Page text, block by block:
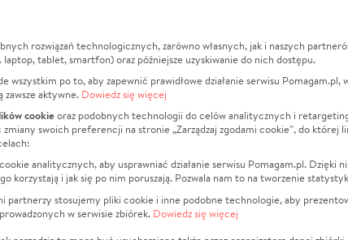
Informacje
Jak to działa?
Regulamin
Polityka Prywatności
Kontakt
Porównanie serwisów
Polityka plików cookie
Zarządzaj zgodami cookie
O nas
Opinie
Raporty
Za darmo
Dla NGO
Fundacja Pomagam.pl
rozwiązań technologicznych, zarówno własnych, jak i naszych
tablet, smartfon) oraz późniejsze uzyskiwanie do nich dostępu.
po to, aby zapewnić prawidłowe działanie serwisu
zawsze aktywne. Dowiedz się więcej
cookieoraz podobnych technologii do celów analitycznych i
swoich preferencji na stronie „Zarządzaj zgodami cookie”, do której
analitycznych, aby usprawniać działanie serwisu Pomagam.pl. Dzięki
korzystają i jak się po nim poruszają. Pozwala nam to na tworzenie
partnerzy stosujemy pliki cookie i inne podobne technologie, aby
w serwisie zbiórek. Dowiedz się więcej